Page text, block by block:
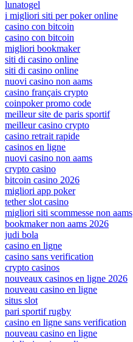
lunatogel
i migliori siti per poker online
casino con bitcoin
casino con bitcoin
migliori bookmaker
siti di casino online
siti di casino online
nuovi casino non aams
casino français crypto
coinpoker promo code
meilleur site de paris sportif
meilleur casino crypto
casino retrait rapide
casinos en ligne
nuovi casino non aams
crypto casino
bitcoin casino 2026
migliori app poker
tether slot casino
migliori siti scommesse non aams
bookmaker non aams 2026
judi bola
casino en ligne
casino sans verification
crypto casinos
nouveaux casinos en ligne 2026
nouveau casino en ligne
situs slot
pari sportif rugby
casino en ligne sans verification
nouveau casino en ligne